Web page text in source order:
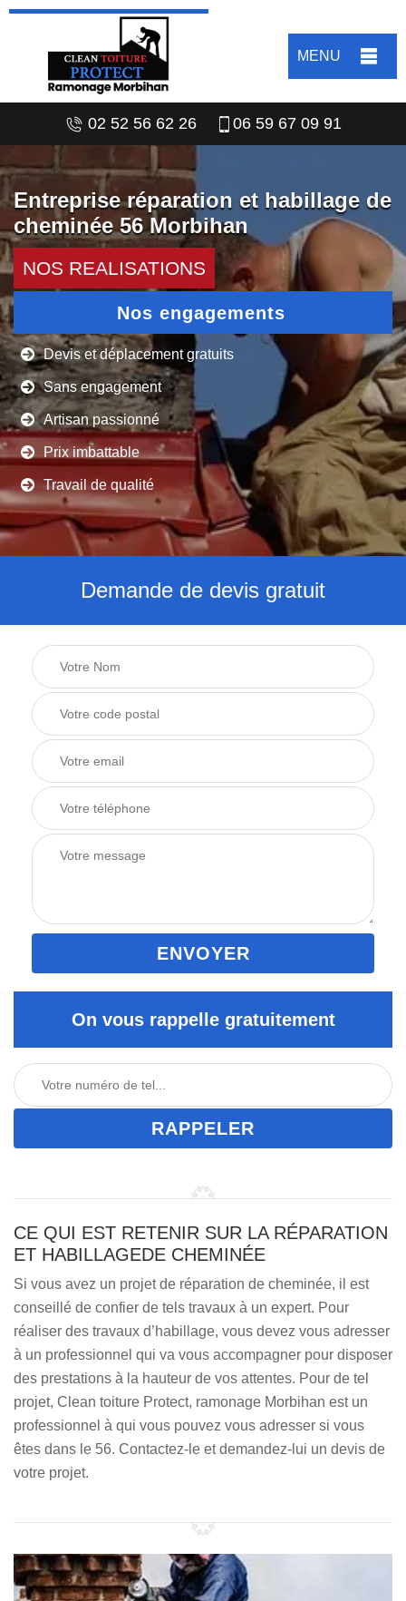
MENU
02 52 56 62 26 06 59 67 09 91
Entreprise réparation et habillage de
cheminée 56 Morbihan
NOS REALISATIONS
Nos engagements
Devis et déplacement gratuits
Sans engagement
Artisan passionné
Prix imbattable
Travail de qualité
Demande de devis gratuit
On vous rappelle gratuitement
CE QUI EST RETENIR SUR LA RÉPARATION
ET HABILLAGEDE CHEMINÉE
Si vous avez un projet de réparation de cheminée, il est
conseillé de confier de tels travaux à un expert. Pour
réaliser des travaux d’habillage, vous devez vous adresser
à un professionnel qui va vous accompagner pour disposer
des prestations à la hauteur de vos attentes. Pour de tel
projet, Clean toiture Protect, ramonage Morbihan est un
professionnel à qui vous pouvez vous adresser si vous
êtes dans le 56. Contactez-le et demandez-lui un devis de
votre projet.